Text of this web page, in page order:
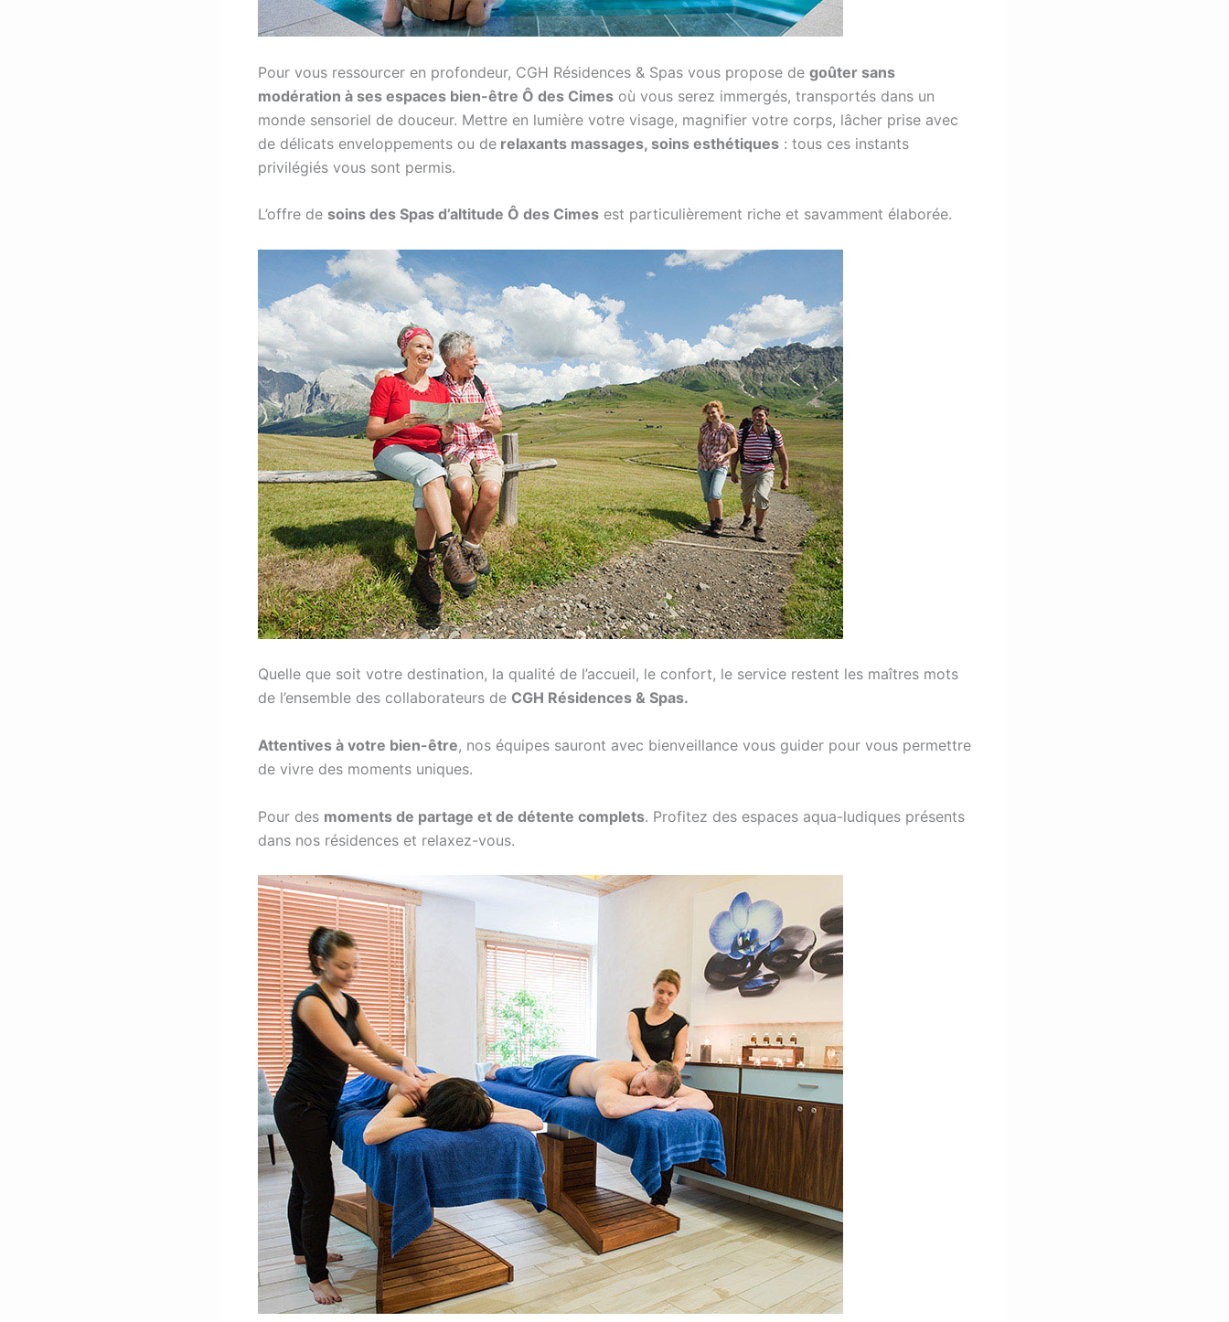
Pour vous ressourcer en profondeur, CGH Résidences & Spas vous propose de goûter sans
modération à ses espaces bien-être Ô des Cimes où vous serez immergés, transportés dans un
monde sensoriel de douceur. Mettre en lumière votre visage, magnifier votre corps, lâcher prise avec
de délicats enveloppements ou de relaxants massages, soins esthétiques : tous ces instants
privilégiés vous sont permis.
L’offre de soins des Spas d’altitude Ô des Cimes est particulièrement riche et savamment élaborée.
Quelle que soit votre destination, la qualité de l’accueil, le confort, le service restent les maîtres mots
de l’ensemble des collaborateurs de CGH Résidences & Spas.
Attentives à votre bien-être, nos équipes sauront avec bienveillance vous guider pour vous permettre
de vivre des moments uniques.
Pour des moments de partage et de détente complets. Profitez des espaces aqua-ludiques présents
dans nos résidences et relaxez-vous.